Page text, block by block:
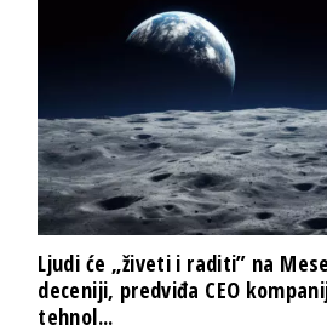
Ljudi će „živeti i raditi” na
deceniji, predviđa CEO
tehnol...